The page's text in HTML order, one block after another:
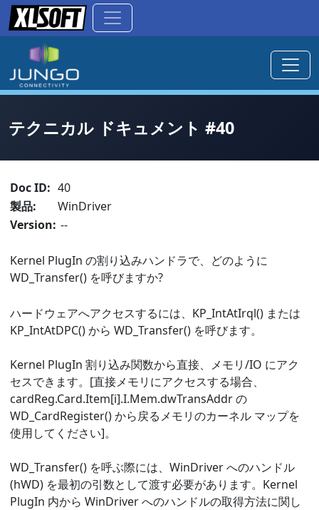
テクニカル ドキュメント #40
Doc ID: 40
製品:
WinDriver
Version: --
Kernel PlugIn の割り込みハンドラで、どのように
WD_Transfer() を呼びますか?
ハードウェアへアクセスするには、KP_IntAtIrql() または
KP_IntAtDPC() から WD_Transfer() を呼びます。
Kernel PlugIn 割り込み関数から直接、メモリ/IO にアク
セスできます。[直接メモリにアクセスする場合、
cardReg.Card.Item[i].I.Mem.dwTransAddr の
WD_CardRegister() から戻るメモリのカーネル マップを
使用してください]。
WD_Transfer() を呼ぶ際には、WinDriver へのハンドル
(hWD) を最初の引数として渡す必要があります。Kernel
PlugIn 内から WinDriver へのハンドルの取得方法に関し